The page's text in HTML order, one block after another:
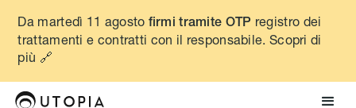
Da martedì 11 agosto firmi tramite OTP registro dei
trattamenti e contratti con il responsabile. Scopri di
più 🔗